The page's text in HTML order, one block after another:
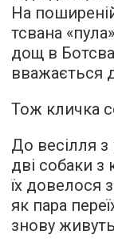
На
тсвана
дощ в
вважається
Тож кличка
До весілля
дві собаки з
їх довелося
як пара
знову